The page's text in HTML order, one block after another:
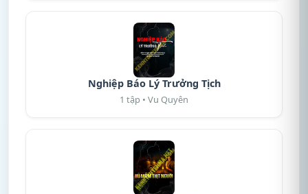
Nghiệp Báo Lý Trưởng Tịch
1 tập • Vu Quyên